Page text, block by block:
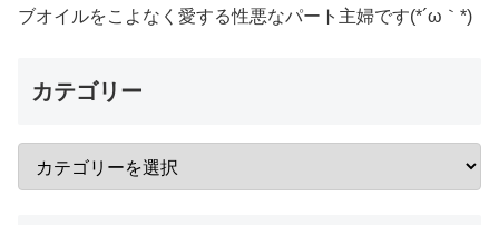
ブオイルをこよなく愛する性悪なパート主婦です(*´ω｀*)
カテゴリー